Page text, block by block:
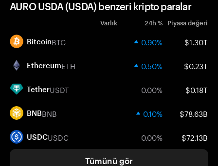
AURO USDA (USDA) benzeri kripto paralar
Varlık 24h % Piyasa değeri
BitcoinBTC 0.90% $1.30T
EthereumETH 0.50% $0.23T
TetherUSDT 0.00% $0.18T
BNBBNB 0.10% $78.63B
USDCUSDC 0.00% $72.13B
Tümünü gör